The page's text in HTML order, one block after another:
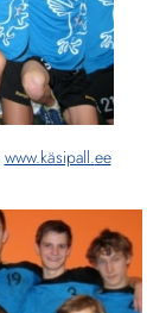
www.käsipall.ee